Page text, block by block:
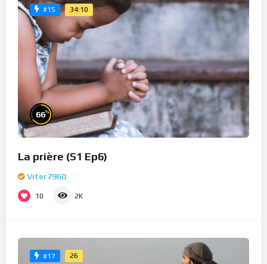
#15 34:10
66%
La prière (S1 Ep6)
Viter7960
10 2K
#17 26